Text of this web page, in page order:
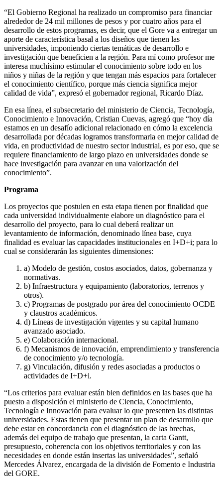
“El Gobierno Regional ha realizado un compromiso para financiar
alrededor de 24 mil millones de pesos y por cuatro años para el
desarrollo de estos programas, es decir, que el Gore va a entregar un
aporte de característica basal a los diseños que tienen las
universidades, imponiendo ciertas temáticas de desarrollo e
investigación que beneficien a la región. Para mí como profesor me
interesa muchísimo estimular el conocimiento sobre todo en los
niños y niñas de la región y que tengan más espacios para fortalecer
el conocimiento científico, porque más ciencia significa mejor
calidad de vida”, expresó el gobernador regional, Ricardo Díaz.
En esa línea, el subsecretario del ministerio de Ciencia, Tecnología,
Conocimiento e Innovación, Cristian Cuevas, agregó que “hoy día
estamos en un desafío adicional relacionado en cómo la excelencia
desarrollada por décadas logramos transformarla en mejor calidad de
vida, en productividad de nuestro sector industrial, es por eso, que se
requiere financiamiento de largo plazo en universidades donde se
hace investigación para avanzar en una valorización del
conocimiento”.
Programa
Los proyectos que postulen en esta etapa tienen por finalidad que
cada universidad individualmente elabore un diagnóstico para el
desarrollo del proyecto, para lo cual deberá realizar un
levantamiento de información, denominado línea base, cuya
finalidad es evaluar las capacidades institucionales en I+D+i; para lo
cual se considerarán las siguientes dimensiones:
a) Modelo de gestión, costos asociados, datos, gobernanza y
normativas.
b) Infraestructura y equipamiento (laboratorios, terrenos y
otros).
c) Programas de postgrado por área del conocimiento OCDE
y claustros académicos.
d) Líneas de investigación vigentes y su capital humano
avanzado asociado.
e) Colaboración internacional.
f) Mecanismos de innovación, emprendimiento y transferencia
de conocimiento y/o tecnología.
g) Vinculación, difusión y redes asociadas a productos o
actividades de I+D+i.
“Los criterios para evaluar están bien definidos en las bases que ha
puesto a disposición el ministerio de Ciencia, Conocimiento,
Tecnología e Innovación para evaluar lo que presenten las distintas
universidades. Estas tienen que presentar un plan de desarrollo que
debe estar en concordancia con el diagnóstico de las brechas,
además del equipo de trabajo que presentan, la carta Gantt,
presupuesto, coherencia con los objetivos territoriales y con las
necesidades en donde están insertas las universidades”, señaló
Mercedes Álvarez, encargada de la división de Fomento e Industria
del GORE.